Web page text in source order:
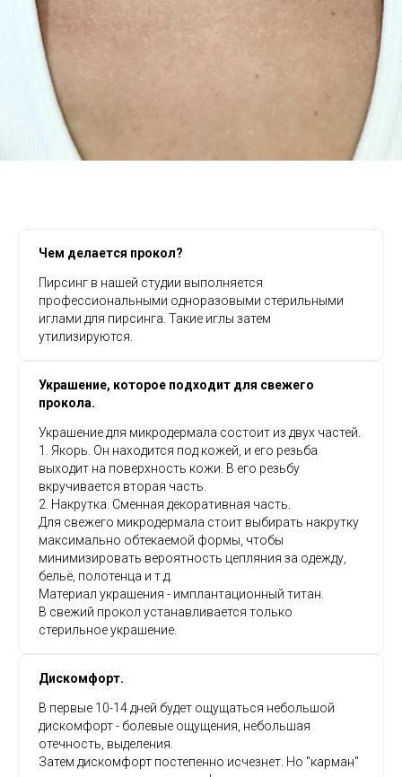
Чем делается прокол?
Пирсинг в нашей студии выполняется
профессиональными одноразовыми стерильными
иглами для пирсинга. Такие иглы затем
утилизируются.
Украшение, которое подходит для свежего
прокола.
Украшение для микродермала состоит из двух частей.
1. Якорь. Он находится под кожей, и его резьба
выходит на поверхность кожи. В его резьбу
вкручивается вторая часть.
2. Накрутка. Сменная декоративная часть.
Для свежего микродермала стоит выбирать накрутку
максимально обтекаемой формы, чтобы
минимизировать вероятность цепляния за одежду,
бельё, полотенца и т.д.
Материал украшения - имплантационный титан.
В свежий прокол устанавливается только
стерильное украшение.
Дискомфорт.
В первые 10-14 дней будет ощущаться небольшой
дискомфорт - болевые ощущения, небольшая
отечность, выделения.
Затем дискомфорт постепенно исчезнет. Но "карман"